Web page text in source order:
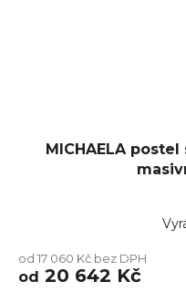
MICHAELA
od 17 060 Kč bez DPH
od 20 642 Kč